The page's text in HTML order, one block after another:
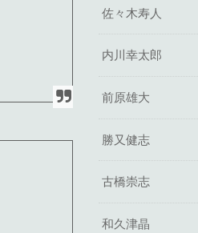
佐々木寿人
内川幸太郎
前原雄大
勝又健志
古橋崇志
和久津晶